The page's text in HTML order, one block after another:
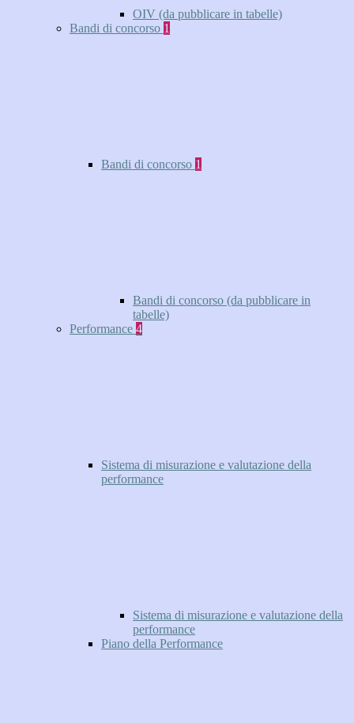
OIV (da pubblicare in tabelle)
Bandi di concorso 1
Bandi di concorso 1
Bandi di concorso (da pubblicare in
tabelle)
Performance 4
Sistema di misurazione e valutazione della
performance
Sistema di misurazione e valutazione della
performance
Piano della Performance